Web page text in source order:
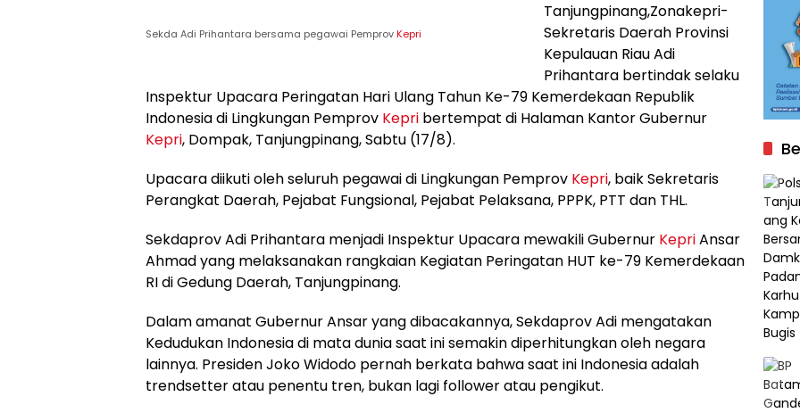
Sekda Adi Prihantara bersama pegawai PemprovKepri
Tanjungpinang,Zonakepri-
Sekretaris Daerah Provinsi
Kepulauan Riau Adi
Prihantara bertindak selaku
Inspektur Upacara Peringatan Hari Ulang Tahun Ke-79 Kemerdekaan Republik
Indonesia di Lingkungan Pemprov Kepri bertempat di Halaman Kantor Gubernur
Kepri, Dompak, Tanjungpinang, Sabtu (17/8).
Upacara diikuti oleh seluruh pegawai di Lingkungan Pemprov Kepri, baik Sekretaris
Perangkat Daerah, Pejabat Fungsional, Pejabat Pelaksana, PPPK, PTT dan THL.
Sekdaprov Adi Prihantara menjadi Inspektur Upacara mewakili Gubernur KepriAnsar
Ahmad yang melaksanakan rangkaian Kegiatan Peringatan HUT ke-79 Kemerdekaan
RI di Gedung Daerah, Tanjungpinang.
Dalam amanat Gubernur Ansar yang dibacakannya, Sekdaprov Adi mengatakan
Kedudukan Indonesia di mata dunia saat ini semakin diperhitungkan oleh negara
lainnya. Presiden Joko Widodo pernah berkata bahwa saat ini Indonesia adalah
trendsetter atau penentu tren, bukan lagi follower atau pengikut.